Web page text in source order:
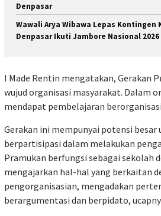
Denpasar
Wawali Arya Wibawa Lepas Kontingen
Denpasar Ikuti Jambore Nasional 2026
I Made Rentin mengatakan, Gerakan
wujud organisasi masyarakat. Dalam
mendapat pembelajaran
Gerakan ini mempunyai potensi
berpartisipasi dalam melakukan
Pramukan berfungsi sebagai sekolah
mengajarkan hal-hal yang berkaitan
pengorganisasian, mengadakan
berargumentasi dan berpidato,